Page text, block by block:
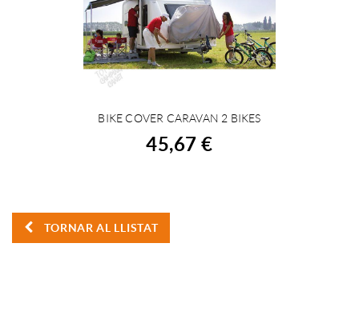
COMPRAR
BIKE COVER CARAVAN 2 BIKES
45,67 €
TORNAR AL LLISTAT